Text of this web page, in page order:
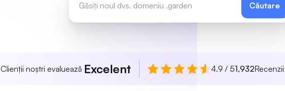
Căutare
Clienții noștri evaluează Excelent 4.9 / 51,932Recenzii